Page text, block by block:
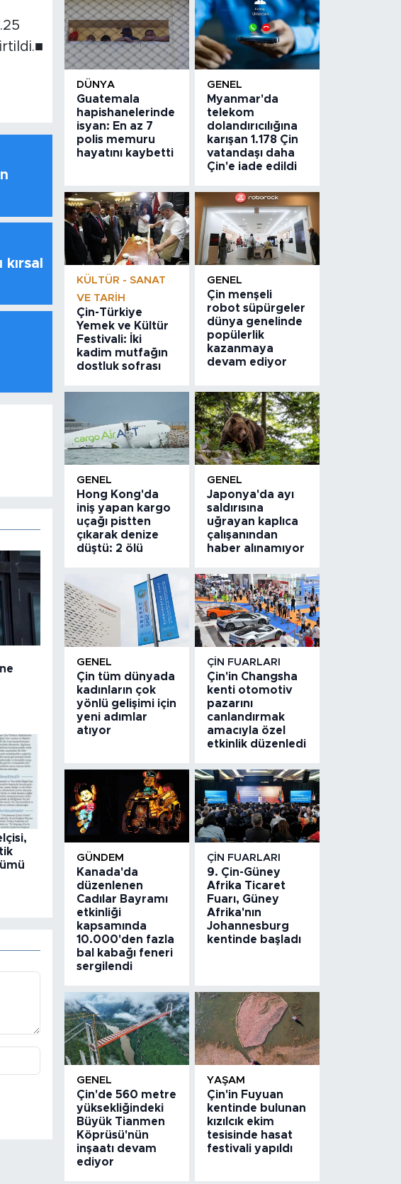
DÜNYA
Guatemala
hapishanelerinde
isyan: En az 7
polis memuru
hayatını kaybetti
GENEL
Myanmar'da
telekom
dolandırıcılığına
karışan 1.178 Çin
vatandaşı daha
Çin'e iade edildi
KÜLTÜR - SANAT
VE TARIH
Çin-Türkiye
Yemek ve Kültür
Festivali: İki
kadim mutfağın
dostluk sofrası
GENEL
Çin menşeli
robot süpürgeler
dünya genelinde
popülerlik
kazanmaya
devam ediyor
GENEL
Hong Kong'da
iniş yapan kargo
uçağı pistten
çıkarak denize
düştü: 2 ölü
GENEL
Japonya'da ayı
saldırısına
uğrayan kaplıca
çalışanından
haber alınamıyor
GENEL
Çin tüm dünyada
kadınların çok
yönlü gelişimi için
yeni adımlar
atıyor
ÇIN FUARLARI
Çin'in Changsha
kenti otomotiv
pazarını
canlandırmak
amacıyla özel
etkinlik düzenledi
GÜNDEM
Kanada'da
düzenlenen
Cadılar Bayramı
etkinliği
kapsamında
10.000'den fazla
bal kabağı feneri
sergilendi
ÇIN FUARLARI
9. Çin-Güney
Afrika Ticaret
Fuarı, Güney
Afrika'nın
Johannesburg
kentinde başladı
GENEL
Çin'de 560 metre
yüksekliğindeki
Büyük Tianmen
Köprüsü'nün
inşaatı devam
ediyor
YAŞAM
Çin'in Fuyuan
kentinde bulunan
kızılcık ekim
tesisinde hasat
festivali yapıldı